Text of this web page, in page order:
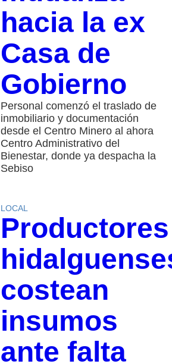
hacia la ex
Casa de
Gobierno
Personal comenzó el traslado de
inmobiliario y documentación
desde el Centro Minero al ahora
Centro Administrativo del
Bienestar, donde ya despacha la
Sebiso
LOCAL
Productores
costean
insumos
ante falta